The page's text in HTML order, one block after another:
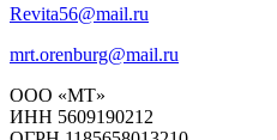
Revita56@mail.ru
mrt.orenburg@mail.ru
ООО «МТ»
ИНН 5609190212